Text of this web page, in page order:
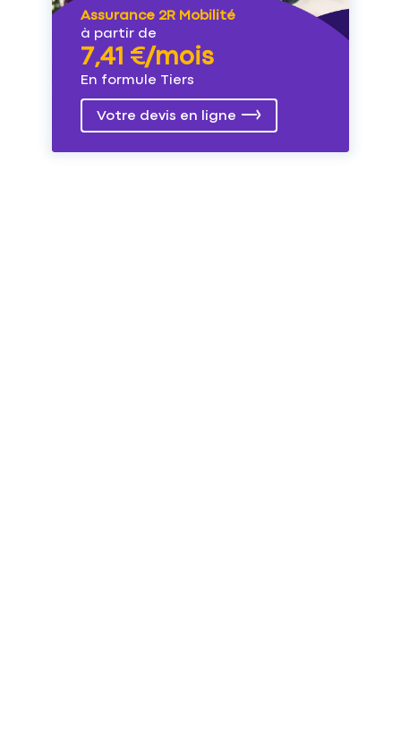
Assurance 2R Mobilité
à partir de
7,41 €/mois
En formule Tiers
Votre devis en ligne